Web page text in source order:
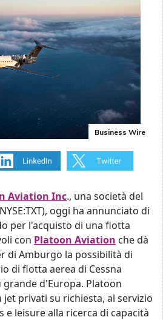
Business Wire
Aviation Inc., una società del
oggi ha annunciato di
per l'acquisto di una flotta
con Platoon Aviation che dà
di Amburgo la possibilità di
di flotta aerea di Cessna
d'Europa. Platoon
privati su richiesta, al servizio
e leisure alla ricerca di capacità